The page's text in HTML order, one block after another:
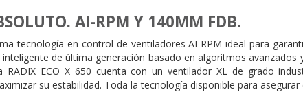
AI-RPM Y 140MM FDB.
tecnología en control de ventiladores AI-RPM ideal para
de última generación basado en algoritmos
RADIX ECO X 650 cuenta con un ventilador XL de grado
su estabilidad. Toda la tecnología disponible para